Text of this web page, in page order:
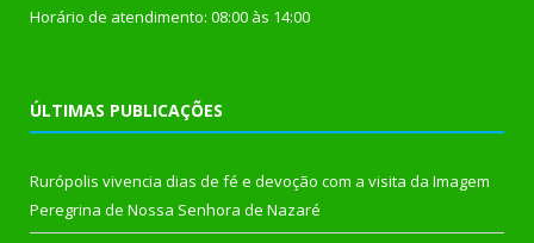
Horário de atendimento: 08:00 às 14:00
ÚLTIMAS PUBLICAÇÕES
Rurópolis vivencia dias de fé e devoção com a visita da Imagem
Peregrina de Nossa Senhora de Nazaré